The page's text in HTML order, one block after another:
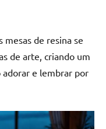
mesas de resina se
de arte, criando um
adorar e lembrar por